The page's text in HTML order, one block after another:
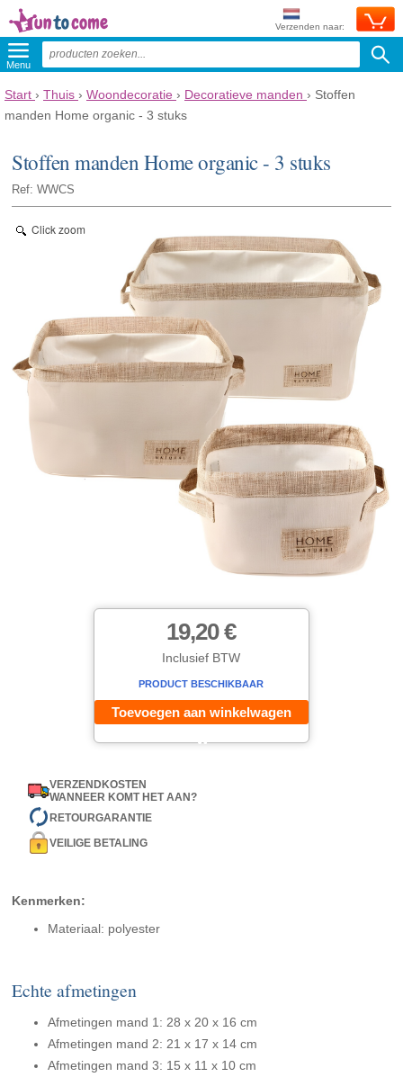
Verzenden naar:
Menu
Start › Thuis › Woondecoratie › Decoratieve manden › Stoffen
manden Home organic - 3 stuks
Stoffen manden Home organic - 3 stuks
Ref: WWCS
Click zoom
19,20 €
Inclusief BTW
PRODUCT BESCHIKBAAR
Toevoegen aan winkelwagen
VERZENDKOSTEN
WANNEER KOMT HET AAN?
RETOURGARANTIE
VEILIGE BETALING
Kenmerken:
Materiaal: polyester
Echte afmetingen
Afmetingen mand 1: 28 x 20 x 16 cm
Afmetingen mand 2: 21 x 17 x 14 cm
Afmetingen mand 3: 15 x 11 x 10 cm